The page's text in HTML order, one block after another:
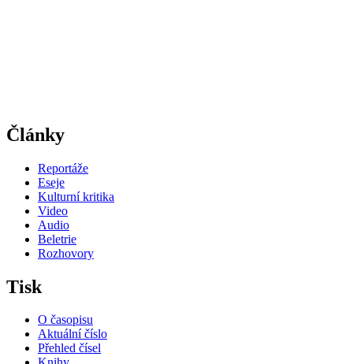
Články
Reportáže
Eseje
Kulturní kritika
Video
Audio
Beletrie
Rozhovory
Tisk
O časopisu
Aktuální číslo
Přehled čísel